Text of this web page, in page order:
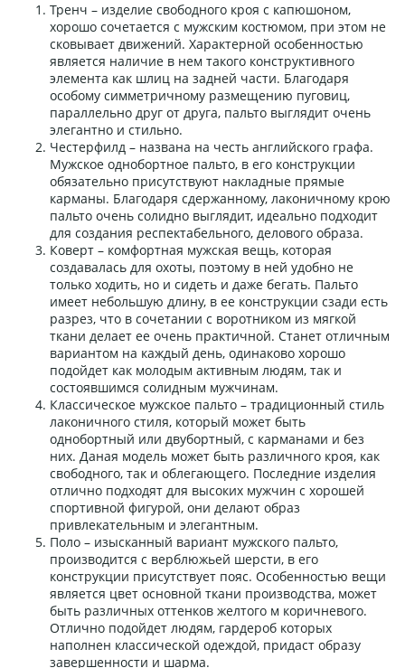
Тренч – изделие свободного кроя с капюшоном,
хорошо сочетается с мужским костюмом, при этом не
сковывает движений. Характерной особенностью
является наличие в нем такого конструктивного
элемента как шлиц на задней части. Благодаря
особому симметричному размещению пуговиц,
параллельно друг от друга, пальто выглядит очень
элегантно и стильно.
Честерфилд – названа на честь английского графа.
Мужское однобортное пальто, в его конструкции
обязательно присутствуют накладные прямые
карманы. Благодаря сдержанному, лаконичному крою
пальто очень солидно выглядит, идеально подходит
для создания респектабельного, делового образа.
Коверт – комфортная мужская вещь, которая
создавалась для охоты, поэтому в ней удобно не
только ходить, но и сидеть и даже бегать. Пальто
имеет небольшую длину, в ее конструкции сзади есть
разрез, что в сочетании с воротником из мягкой
ткани делает ее очень практичной. Станет отличным
вариантом на каждый день, одинаково хорошо
подойдет как молодым активным людям, так и
состоявшимся солидным мужчинам.
Классическое мужское пальто – традиционный стиль
лаконичного стиля, который может быть
однобортный или двубортный, с карманами и без
них. Даная модель может быть различного кроя, как
свободного, так и облегающего. Последние изделия
отлично подходят для высоких мужчин с хорошей
спортивной фигурой, они делают образ
привлекательным и элегантным.
Поло – изысканный вариант мужского пальто,
производится с верблюжьей шерсти, в его
конструкции присутствует пояс. Особенностью вещи
является цвет основной ткани производства, может
быть различных оттенков желтого м коричневого.
Отлично подойдет людям, гардероб которых
наполнен классической одеждой, придаст образу
завершенности и шарма.